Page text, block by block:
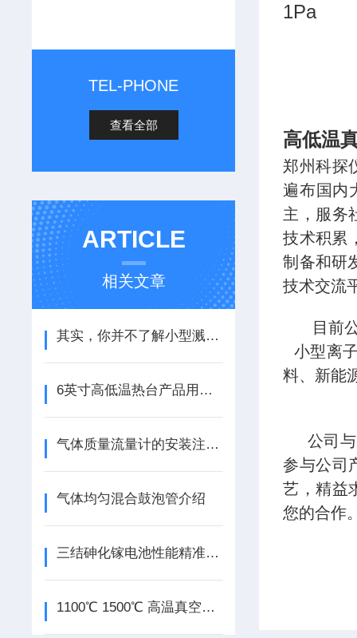
TEL-PHONE
查看全部
ARTICLE
相关文章
其实，你并不了解小型溅射仪
6英寸高低温热台产品用途介绍
气体质量流量计的安装注意事项
气体均匀混合鼓泡管介绍
三结砷化镓电池性能精准测试台介绍
1100℃ 1500℃ 高温真空探针台温度稳定±1℃
1Pa
高低温
郑州科探
遍布国内
主，服务
技术积累
制备和研
技术交流
目前公
小型离
料、新能
公司与
参与公司
艺，精益
您的合作